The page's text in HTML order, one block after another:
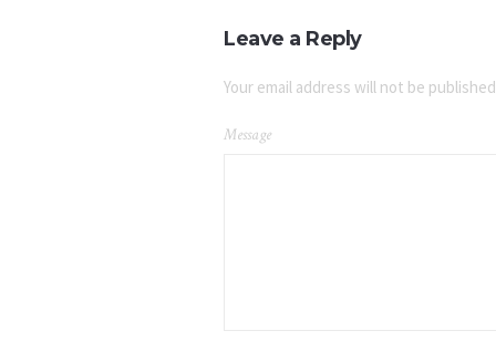
Leave a Reply
Your email address will not be
Message